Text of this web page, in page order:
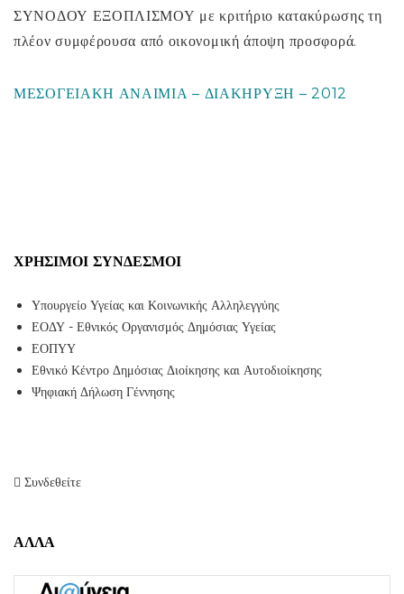
ΣΥΝΟΔΟΥ ΕΞΟΠΛΙΣΜΟΥ με κριτήριο κατακύρωσης τη
πλέον συμφέρουσα από οικονομική άποψη προσφορά.
ΜΕΣΟΓΕΙΑΚΗ ΑΝΑΙΜΙΑ – ΔΙΑΚΗΡΥΞΗ – 2012
ΧΡΉΣΙΜΟΙ ΣΎΝΔΕΣΜΟΙ
Υπουργείο Υγείας και Κοινωνικής Αλληλεγγύης
ΕΟΔΥ - Εθνικός Οργανισμός Δημόσιας Υγείας
ΕΟΠΥΥ
Εθνικό Κέντρο Δημόσιας Διοίκησης και Αυτοδιοίκησης
Ψηφιακή Δήλωση Γέννησης
Συνδεθείτε
ΑΛΛΑ